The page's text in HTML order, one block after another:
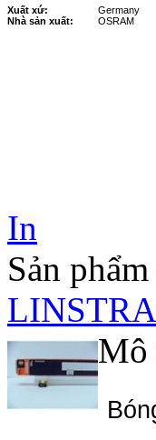
Xuất xứ:
Germany
Nhà sản xuất:
OSRAM
In
Sản
Mô